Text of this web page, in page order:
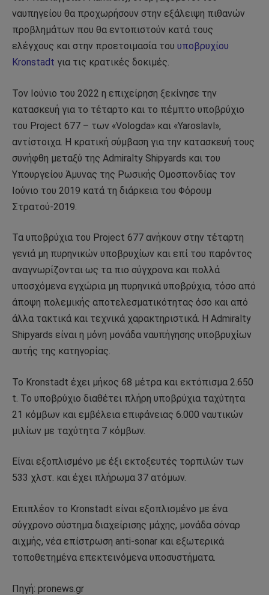
ναυπηγείου θα προχωρήσουν στην εξάλειψη πιθανών
προβλημάτων που θα εντοπιστούν κατά τους
ελέγχους και στην προετοιμασία του υποβρυχίου
Kronstadt για τις κρατικές δοκιμές.
Τον Ιούνιο του 2022 η επιχείρηση ξεκίνησε την
κατασκευή για το τέταρτο και το πέμπτο υποβρύχιο
του Project 677 – των «Vologda» και «Yaroslavl»,
αντίστοιχα. Η κρατική σύμβαση για την κατασκευή τους
συνήφθη μεταξύ της Admiralty Shipyards και του
Υπουργείου Άμυνας της Ρωσικής Ομοσπονδίας τον
Ιούνιο του 2019 κατά τη διάρκεια του Φόρουμ
Στρατού-2019.
Τα υποβρύχια του Project 677 ανήκουν στην τέταρτη
γενιά μη πυρηνικών υποβρυχίων και επί του παρόντος
αναγνωρίζονται ως τα πιο σύγχρονα και πολλά
υποσχόμενα εγχώρια μη πυρηνικά υποβρύχια, τόσο από
άποψη πολεμικής αποτελεσματικότητας όσο και από
άλλα τακτικά και τεχνικά χαρακτηριστικά. Η Admiralty
Shipyards είναι η μόνη μονάδα ναυπήγησης υποβρυχίων
αυτής της κατηγορίας.
Το Kronstadt έχει μήκος 68 μέτρα και εκτόπισμα 2.650
t. Το υποβρύχιο διαθέτει πλήρη υποβρύχια ταχύτητα
21 κόμβων και εμβέλεια επιφάνειας 6.000 ναυτικών
μιλίων με ταχύτητα 7 κόμβων.
Είναι εξοπλισμένο με έξι εκτοξευτές τορπιλών των
533 χλστ. και έχει πλήρωμα 37 ατόμων.
Επιπλέον το Kronstadt είναι εξοπλισμένο με ένα
σύγχρονο σύστημα διαχείρισης μάχης, μονάδα σόναρ
αιχμής, νέα επίστρωση anti-sonar και εξωτερικά
τοποθετημένα επεκτεινόμενα υποσυστήματα.
Πηγή: pronews.gr